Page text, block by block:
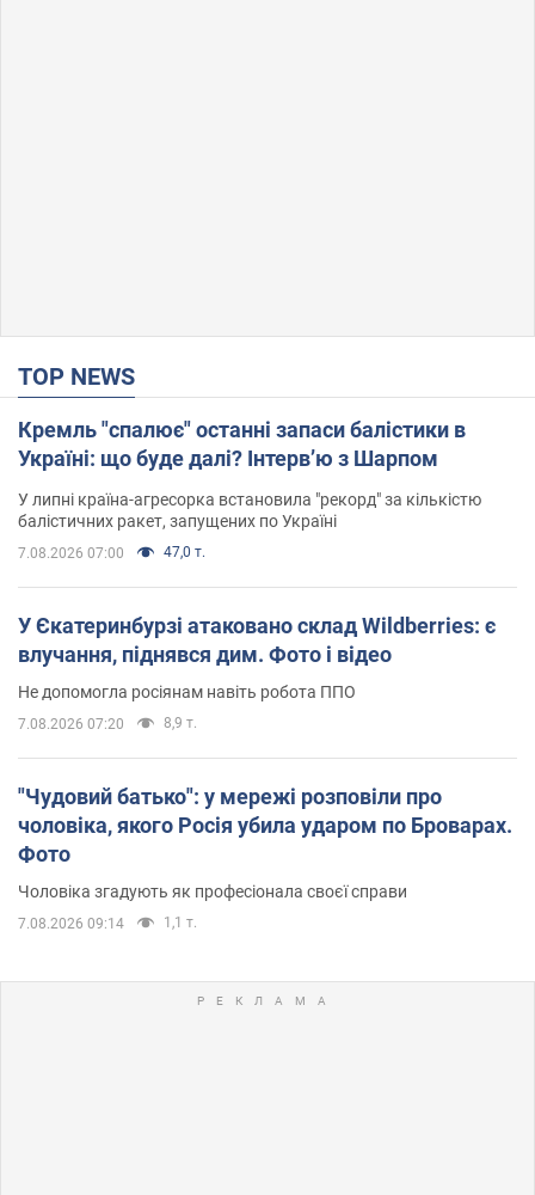
TOP NEWS
Кремль "спалює" останні запаси балістики в
Україні: що буде далі? Інтерв’ю з Шарпом
У липні країна-агресорка встановила "рекорд" за кількістю
балістичних ракет, запущених по Україні
7.08.2026 07:00 47,0 т.
У Єкатеринбурзі атаковано склад Wildberries: є
влучання, піднявся дим. Фото і відео
Не допомогла росіянам навіть робота ППО
7.08.2026 07:20 8,9 т.
"Чудовий батько": у мережі розповіли про
чоловіка, якого Росія убила ударом по Броварах.
Фото
Чоловіка згадують як професіонала своєї справи
7.08.2026 09:14 1,1 т.